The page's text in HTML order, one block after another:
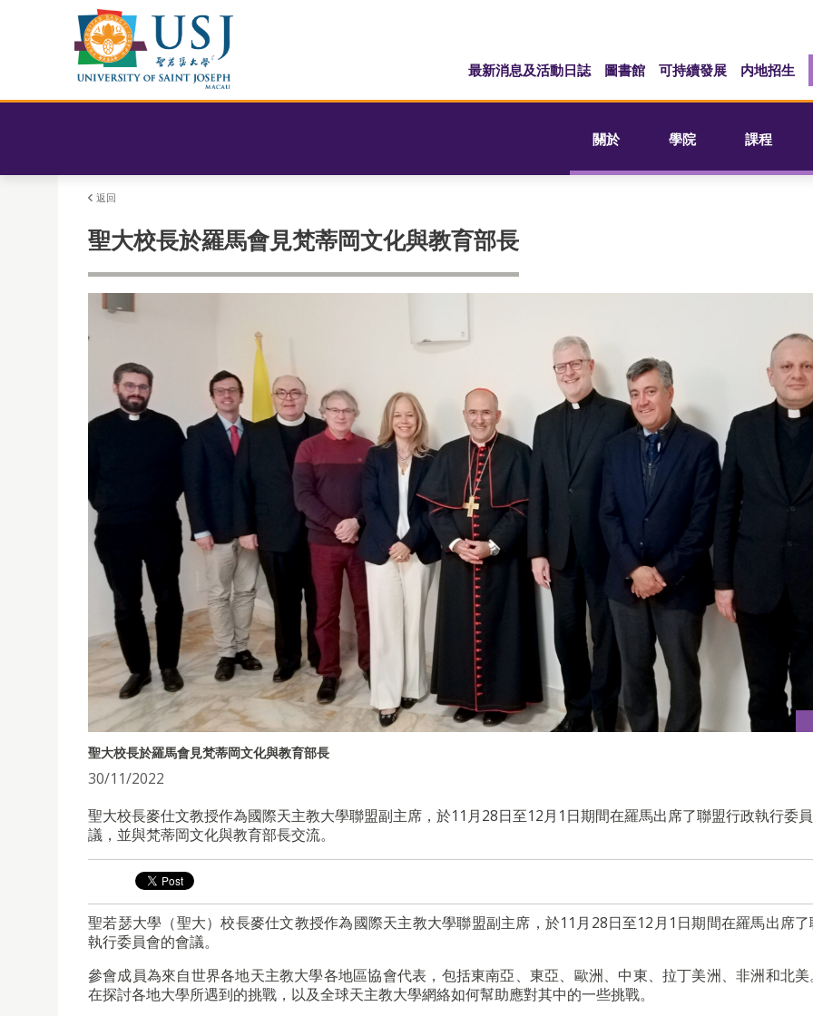
最新消息及活動日誌 圖書館 可持續發展 内地招生
關於 學院 課程
返回
聖大校長於羅馬會見梵蒂岡文化與教育部長
聖大校長於羅馬會見梵蒂岡文化與教育部長
30/11/2022
聖大校長麥仕文教授作為國際天主教大學聯盟副主席，於11月28日至12月1日期間在羅馬出席了聯盟行政執行委
議，並與梵蒂岡文化與教育部長交流。
聖若瑟大學（聖大）校長麥仕文教授作為國際天主教大學聯盟副主席，於11月28日至12月1日期間在羅馬出席
執行委員會的會議。
參會成員為來自世界各地天主教大學各地區協會代表，包括東南亞、東亞、歐洲、中東、拉丁美洲、非洲和北
在探討各地大學所遇到的挑戰，以及全球天主教大學網絡如何幫助應對其中的一些挑戰。